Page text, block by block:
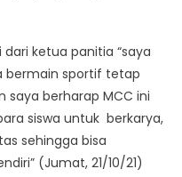
ketua panitia “saya
bermain sportif tetap
berharap MCC ini
siswa untuk berkarya,
sehingga bisa
(Jumat, 21/10/21)